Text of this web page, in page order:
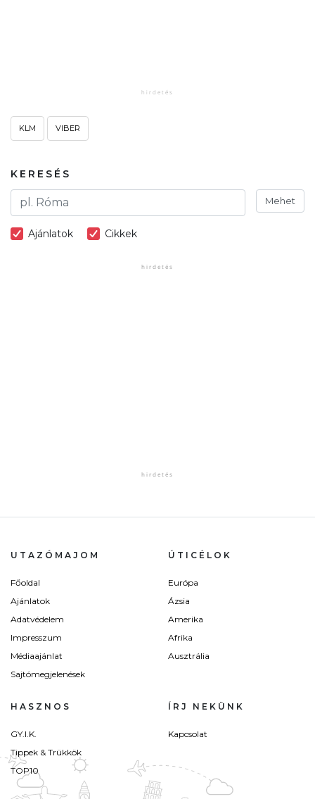
KLM VIBER
KERESÉS
Mehet
Ajánlatok Cikkek
UTAZÓMAJOM
Főoldal
Ajánlatok
Adatvédelem
Impresszum
Médiaajánlat
Sajtómegjelenések
ÚTICÉLOK
Európa
Ázsia
Amerika
Afrika
Ausztrália
HASZNOS
GY.I.K.
Tippek & Trükkök
TOP10
ÍRJ NEKÜNK
Kapcsolat